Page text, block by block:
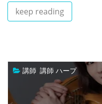
keep reading
講師 講師 ハープ